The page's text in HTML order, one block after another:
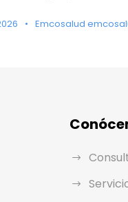
• Emcosalud